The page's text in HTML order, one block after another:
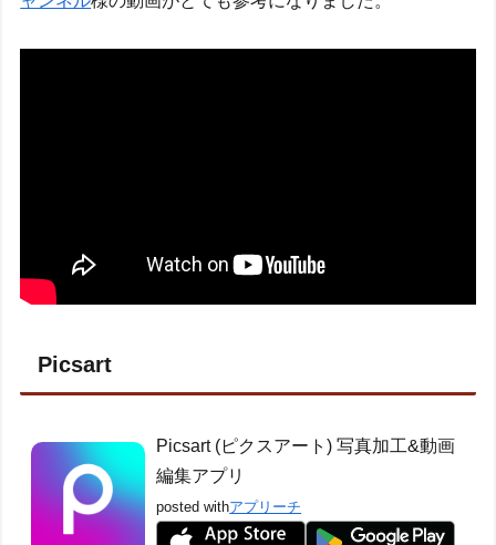
Picsart
Picsart (ピクスアート) 写真加工&動画
編集アプリ
posted withアプリーチ